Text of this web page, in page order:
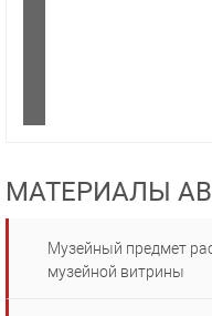
МАТЕРИАЛЫ
Музейный предмет
музейной витрины